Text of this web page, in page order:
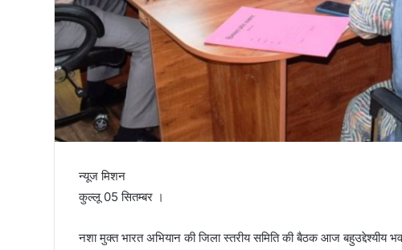
न्यूज मिशन
कुल्लू 05 सितम्बर ।
नशा मुक्त भारत अभियान की जिला स्तरीय समिति की बैठक आज